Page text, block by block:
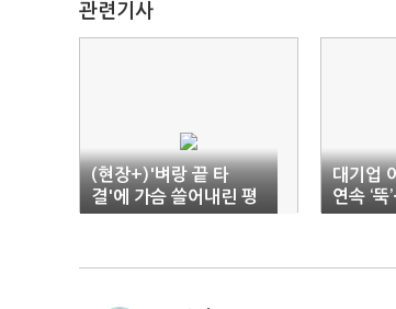
관련기사
(현장+)'벼랑 끝 타
결'에 가슴 쓸어내린 평
택
대기업
연속 ‘
1%대